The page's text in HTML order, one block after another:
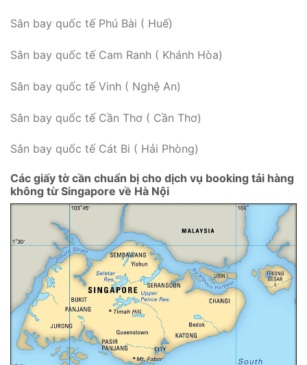
Sân bay quốc tế Phú Bài ( Huế)
Sân bay quốc tế Cam Ranh ( Khánh Hòa)
Sân bay quốc tế Vinh ( Nghệ An)
Sân bay quốc tế Cần Thơ ( Cần Thơ)
Sân bay quốc tế Cát Bi ( Hải Phòng)
Các giấy tờ cần chuẩn bị cho dịch vụ booking tải hàng
không từ Singapore về Hà Nội